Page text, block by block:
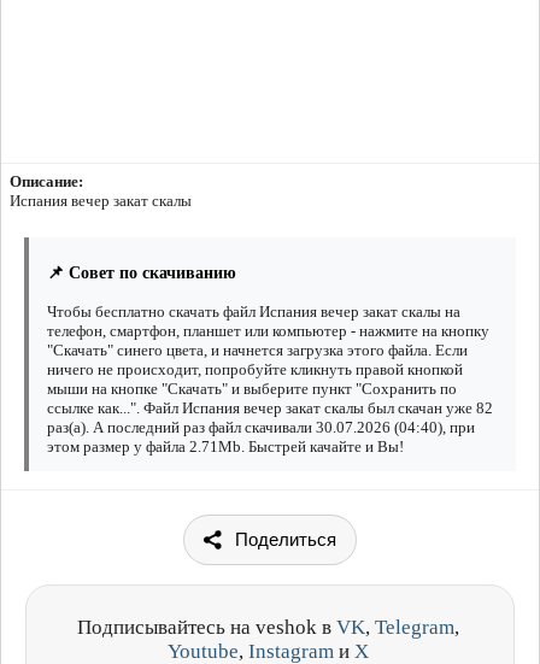
Описание:
Испания вечер закат скалы
📌 Совет по скачиванию
Чтобы бесплатно скачать файл Испания вечер закат скалы на
телефон, смартфон, планшет или компьютер - нажмите на кнопку
"Скачать" синего цвета, и начнется загрузка этого файла. Если
ничего не происходит, попробуйте кликнуть правой кнопкой
мыши на кнопке "Скачать" и выберите пункт "Сохранить по
ссылке как...". Файл Испания вечер закат скалы был скачан уже 82
раз(а). А последний раз файл скачивали 30.07.2026 (04:40), при
этом размер у файла 2.71Mb. Быстрей качайте и Вы!
Поделиться
Подписывайтесь на veshok в VK, Telegram,
Youtube, Instagram и X